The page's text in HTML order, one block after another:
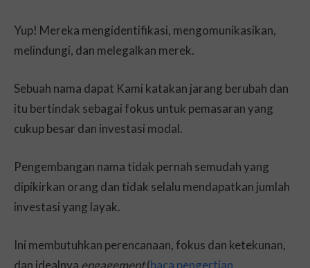
Yup! Mereka mengidentifikasi, mengomunikasikan,
melindungi, dan melegalkan merek.
Sebuah nama dapat Kami katakan jarang berubah dan
itu bertindak sebagai fokus untuk pemasaran yang
cukup besar dan investasi modal.
Pengembangan nama tidak pernah semudah yang
dipikirkan orang dan tidak selalu mendapatkan jumlah
investasi yang layak.
Ini membutuhkan perencanaan, fokus dan ketekunan,
dan idealnya engagement(baca pengertian